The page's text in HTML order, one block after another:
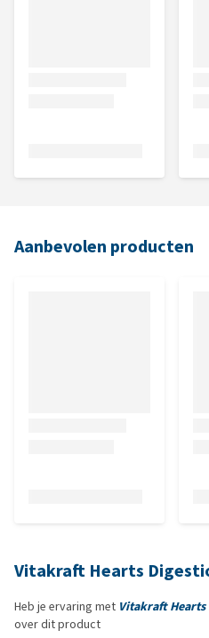
Aanbevolen producten
Vitakraft Hearts
Heb je ervaring met Vitakraft Hearts
over dit product